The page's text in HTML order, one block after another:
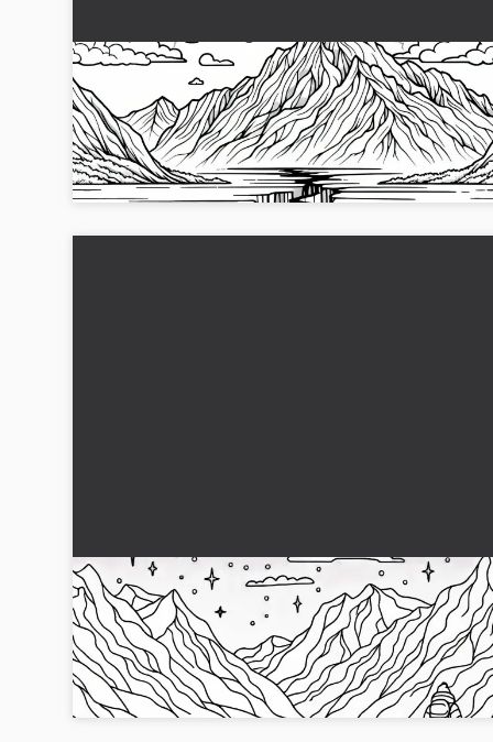
Glaciär splittras – Målarbild för nedladdning
Njut av den kreativa friheten med denna
Ladda ner den kostnadsfritt och börja genast färglägga!...
Expedition med slädhundar över isen på en
glaciär – Målarbild gratis
Upptäck målarbilden av ett glaciärlandskap med slädhundar.
Ladda ner den gratis och färglägg den!...